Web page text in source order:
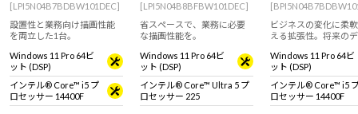
[LPI5N04B7BDBW101DEC]
設置性と業務向け描画性能
を両立した1台。
Windows 11 Pro 64ビ
ット (DSP)
インテル® Core™ i5 プ
ロセッサー 14400F
[LPI5N04B8BFBW101DEC]
省スペースで、業務に必要
な描画性能を。
Windows 11 Pro 64ビ
ット (DSP)
インテル® Core™ Ultra 5 プ
ロセッサー 225
ビジネスの変化に柔
える拡張性。将来の
筐体設計。
Windows 11 Pro 64ビ
ット (DSP)
インテル® Core™ i5
ロセッサー 14400F